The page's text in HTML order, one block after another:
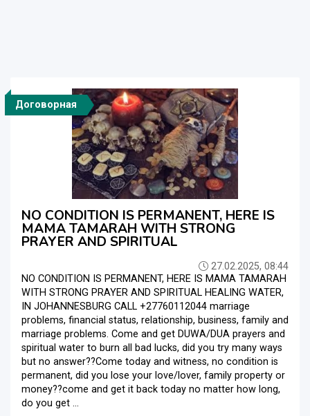
Договорная
NO CONDITION IS PERMANENT, HERE IS
MAMA TAMARAH WITH STRONG
PRAYER AND SPIRITUAL
27.02.2025, 08:44
NO CONDITION IS PERMANENT, HERE IS MAMA TAMARAH
WITH STRONG PRAYER AND SPIRITUAL HEALING WATER,
IN JOHANNESBURG CALL +27760112044 marriage
problems, financial status, relationship, business, family and
marriage problems. Come and get DUWA/DUA prayers and
spiritual water to burn all bad lucks, did you try many ways
but no answer??Come today and witness, no condition is
permanent, did you lose your love/lover, family property or
money??come and get it back today no matter how long,
do you get ...